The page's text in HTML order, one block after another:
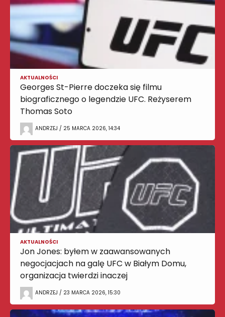
AKTUALNOŚCI
Georges St-Pierre doczeka się filmu
biograficznego o legendzie UFC. Reżyserem
Thomas Soto
ANDRZEJ / 25 MARCA 2026, 14:34
AKTUALNOŚCI
Jon Jones: byłem w zaawansowanych
negocjacjach na galę UFC w Białym Domu,
organizacja twierdzi inaczej
ANDRZEJ / 23 MARCA 2026, 15:30